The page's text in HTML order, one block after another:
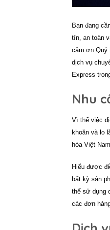
Bạn đang
tín, an toàn
cảm ơn Quý
dịch vụ
Express
Nhu
Vì thế việc
khoăn và lo
hóa Việt
Hiểu được
bất kỳ sản
thể sử dụng
các đơn